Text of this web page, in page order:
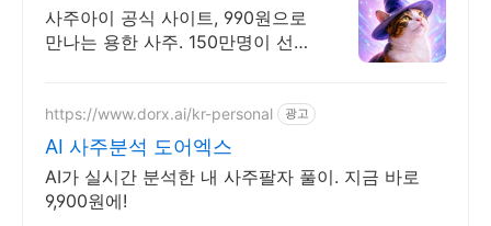
사주아이 공식 사이트, 990원으로
만나는 용한 사주. 150만명이 선
https://www.dorx.ai/kr-personal 광고
AI 사주분석 도어엑스
AI가 실시간 분석한 내 사주팔자 풀이. 지금 바로
9,900원에!